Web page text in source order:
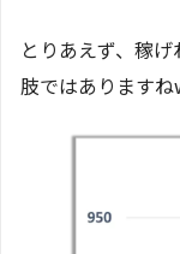
とりあえず、稼
肢ではあります